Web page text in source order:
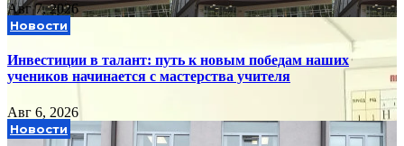
Авг 7, 2026
Новости
Инвестиции в талант: путь к новым победам наших
учеников начинается с мастерства учителя
Авг 6, 2026
Новости